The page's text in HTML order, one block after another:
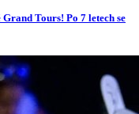
Tours! Po 7 letech se